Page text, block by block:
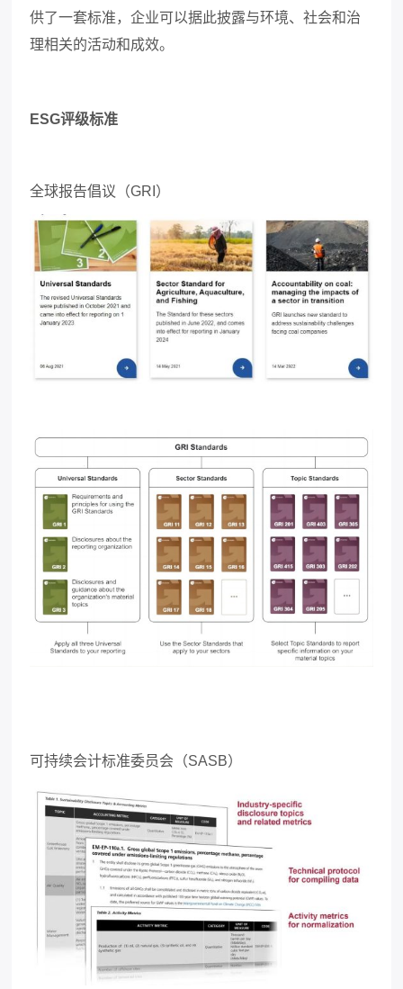
供了一套标准，企业可以据此披露与环境、社会和治
理相关的活动和成效。
ESG评级标准
全球报告倡议（GRI ）
可持续会计标准委员会（SASB）